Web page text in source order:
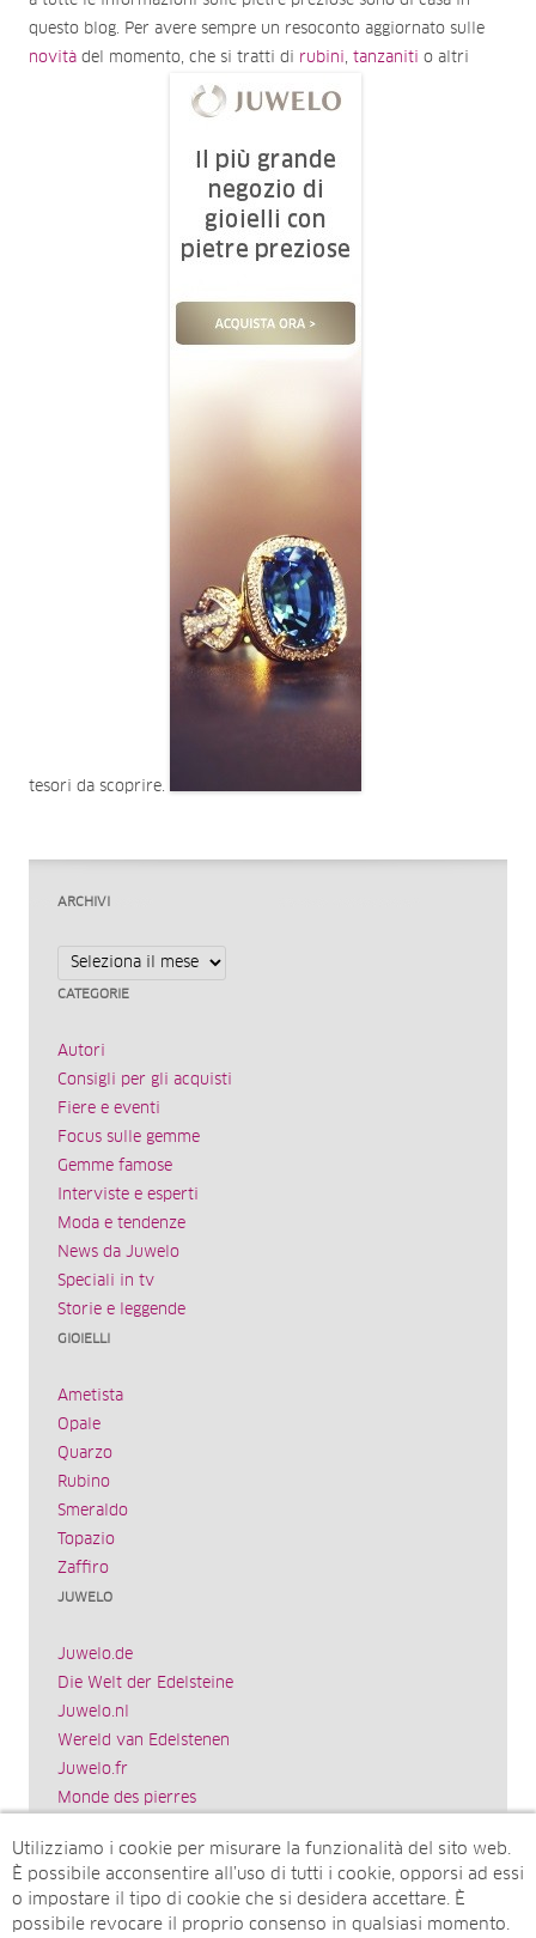
questo blog. Per avere sempre un resoconto aggiornato sulle
novità del momento, che si tratti di rubini, tanzaniti o altri
tesori da scoprire.
ARCHIVI
Archivi
CATEGORIE
Autori
Consigli per gli acquisti
Fiere e eventi
Focus sulle gemme
Gemme famose
Interviste e esperti
Moda e tendenze
News da Juwelo
Speciali in tv
Storie e leggende
GIOIELLI
Ametista
Opale
Quarzo
Rubino
Smeraldo
Topazio
Zaffiro
JUWELO
Juwelo.de
Die Welt der Edelsteine
Juwelo.nl
Wereld van Edelstenen
Juwelo.fr
Monde des pierres
El mundo de las piedras preciosas
Rocks & Co.
World of Gemstones
Utilizziamo i cookie per misurare la funzionalità del sito web.
È possibile acconsentire all’uso di tutti i cookie, opporsi ad essi
o impostare il tipo di cookie che si desidera accettare. È
possibile revocare il proprio consenso in qualsiasi momento.